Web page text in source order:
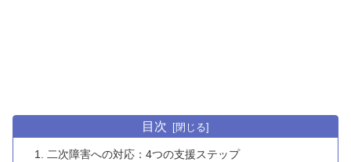
目次
二次障害への対応：4つの支援ステップ